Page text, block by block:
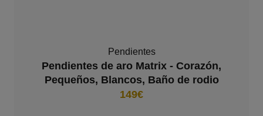
Pendientes
Pendientes de aro Matrix - Corazón,
Pequeños, Blancos, Baño de rodio
149€